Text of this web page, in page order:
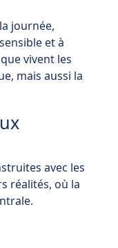
journée,
et à
vivent les
mais aussi la
avec les
réalités, où la